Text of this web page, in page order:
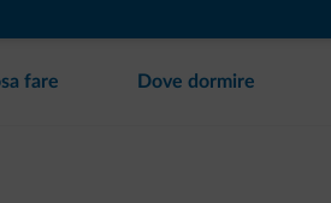
fare Dove dormire